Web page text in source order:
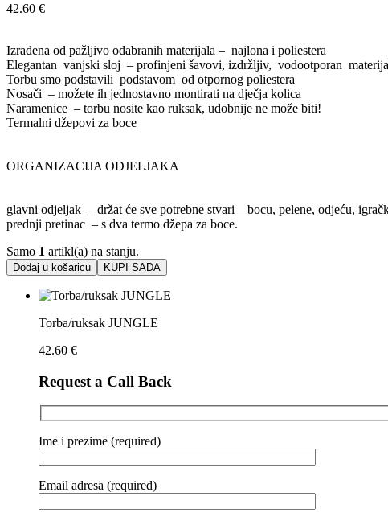
42.60 €
Izrađena od pažljivo odabranih materijala – najlona i poliestera
Elegantan vanjski sloj – profinjeni šavovi, izdržljiv, vodootporan
Torbu smo podstavili podstavom od otpornog poliestera
Nosači – možete ih jednostavno montirati na dječja kolica
Naramenice – torbu nosite kao ruksak, udobnije ne može biti!
Termalni džepovi za boce
ORGANIZACIJA ODJELJAKA
glavni odjeljak – držat će sve potrebne stvari – bocu, pelene, odjeću,
prednji pretinac – s dva termo džepa za boce.
Samo 1 artikl(a) na stanju.
Dodaj u košaricu KUPI SADA
Torba/ruksak JUNGLE
42.60 €
Request a Call Back
Ime i prezime (required)
Email adresa (required)